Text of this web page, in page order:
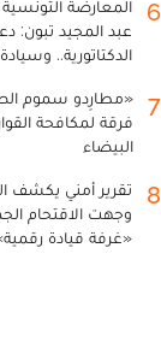
6
المعارضة
عبد المجيد
الدكتاتورية..
7
«مطارِدو سموم
فرقة لمكافحة
البيضاء
8
تقرير أمني يكشف
وجهت الاقتحام
«غرفة قيادة